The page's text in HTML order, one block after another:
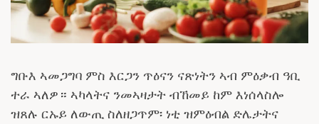
ግቡእ ኣመጋግባ ምስ እርጋን ጥዕናን ናጽነትን ኣብ ምዕቃብ ዓቢ
ተራ ኣለዎ። ኣካላትና ንመኣዛታት ብኸመይ ከም እነሰላስሎ
ዝጸሉ ርኡይ ለውጢ ስለዘጋጥም፡ ነቲ ዝምዕብል ድሌታትና